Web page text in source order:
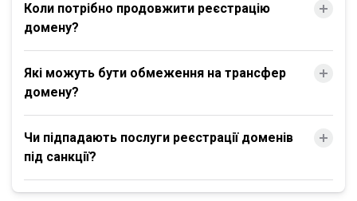
Коли потрібно продовжити реєстрацію
домену?
Які можуть бути обмеження на трансфер
домену?
Чи підпадають послуги реєстрації доменів
під санкції?